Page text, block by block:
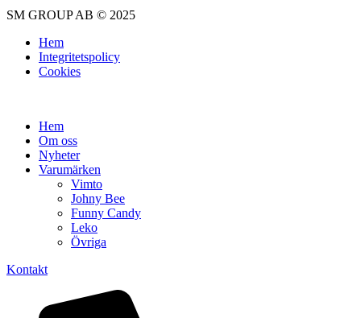
SM GROUP AB © 2025
Hem
Integritetspolicy
Cookies
Hem
Om oss
Nyheter
Varumärken
Vimto
Johny Bee
Funny Candy
Leko
Övriga
Kontakt